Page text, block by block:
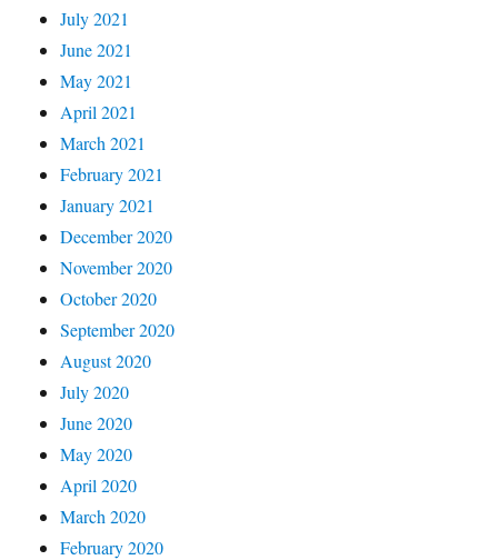
July 2021
June 2021
May 2021
April 2021
March 2021
February 2021
January 2021
December 2020
November 2020
October 2020
September 2020
August 2020
July 2020
June 2020
May 2020
April 2020
March 2020
February 2020